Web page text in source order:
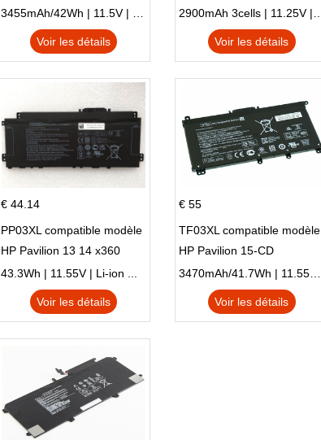
E410MA L410MA
Voir les détails
X540LA-SI302 X540SA
X540S
Voir les détails
€ 44.14
PP03XL compatible modèle
HP Pavilion 13 14 x360
L83388-AC1 L83388-421
HSTNN-LB8S M01118-421
M01144-005 13-BB 14-DV
43.3Wh | 11.55V | Li-ion ...
Voir les détails
€ 55
TF03XL compatible modèle
HP Pavilion 15-CD
Voir les détails